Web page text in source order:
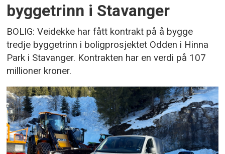
byggetrinn i Stavanger
BOLIG: Veidekke har fått kontrakt på å bygge
tredje byggetrinn i boligprosjektet Odden i Hinna
Park i Stavanger. Kontrakten har en verdi på 107
millioner kroner.